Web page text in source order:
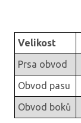
Velikost
Prsa obvod
Obvod pasu
Obvod boků